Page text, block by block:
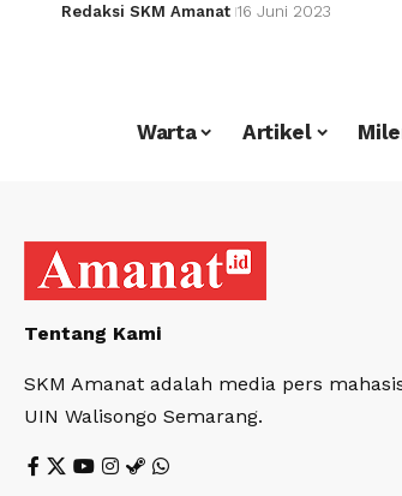
Redaksi SKM Amanat 16 Juni 2023
Warta Artikel
Tentang Kami
SKM Amanat adalah media pers
UIN Walisongo Semarang.